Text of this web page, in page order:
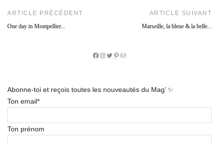
ARTICLE PRÉCÉDENT
One day in Montpellier...
ARTICLE SUIVANT
Marseille, la bleue & la belle...
Facebook
Instagram
Twitter
Pinterest
E-
Abonne-toi et reçois toutes les nouveautés du Mag’ ✨
Ton email*
Ton prénom